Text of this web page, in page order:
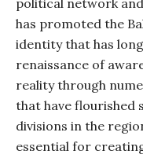
political network
has promoted the
identity that has
renaissance of
reality through
that have flourished
divisions in the
essential for